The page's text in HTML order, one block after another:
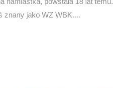
znany jako WZ WBK....